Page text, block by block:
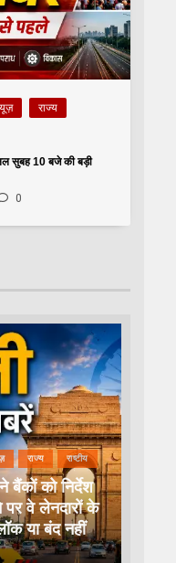
राज्य
सुबह 10 बजे की बड़ी
0
राज्य राष्टीय
को निर्देश
पर वे लेनदारों के
या बंद नहीं